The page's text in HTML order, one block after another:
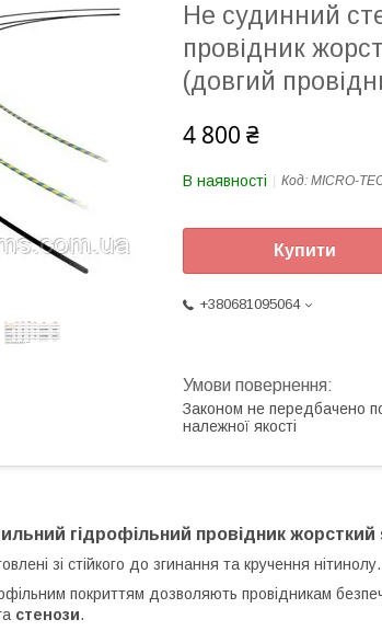
Не судинний
провідник
(довгий
4 800 ₴
В наявності Код: MICRO-
Купити
+380681095064
Законом не передбачено
належної якості
гідрофільний провідник жорсткий
зі стійкого до згинання та кручення нітинолу.
покриттям дозволяють провідникам
стенози.